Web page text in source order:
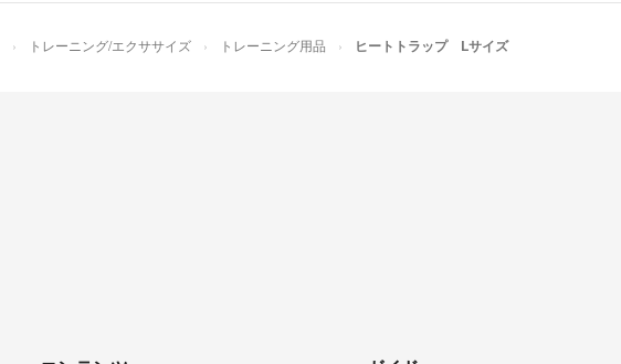
トレーニング/エクササイズ トレーニング用品 ヒートトラップ Lサイズ